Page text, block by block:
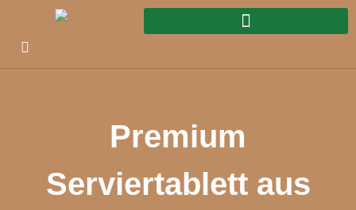
Premium
Serviertablett aus